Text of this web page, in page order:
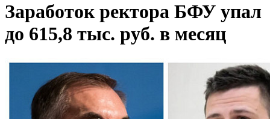
Заработок ректора БФУ упал
до 615,8 тыс. руб. в месяц